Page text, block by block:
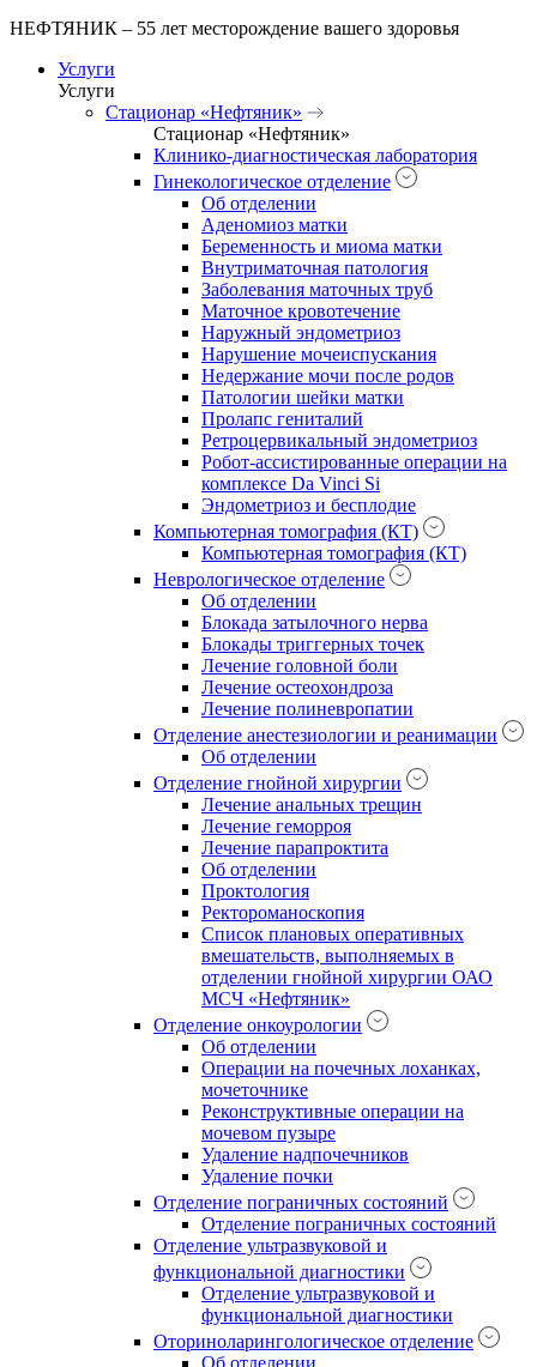
НЕФТЯНИК – 55 лет месторождение вашего здоровья
Услуги
Услуги
Стационар «Нефтяник»
Стационар «Нефтяник»
Клинико-диагностическая лаборатория
Гинекологическое отделение
Об отделении
Аденомиоз матки
Беременность и миома матки
Внутриматочная патология
Заболевания маточных труб
Маточное кровотечение
Наружный эндометриоз
Нарушение мочеиспускания
Недержание мочи после родов
Патологии шейки матки
Пролапс гениталий
Ретроцервикальный эндометриоз
Робот-ассистированные операции на
комплексе Da Vinci Si
Эндометриоз и бесплодие
Компьютерная томография (КТ)
Компьютерная томография (КТ)
Неврологическое отделение
Об отделении
Блокада затылочного нерва
Блокады триггерных точек
Лечение головной боли
Лечение остеохондроза
Лечение полиневропатии
Отделение анестезиологии и реанимации
Об отделении
Отделение гнойной хирургии
Лечение анальных трещин
Лечение геморроя
Лечение парапроктита
Об отделении
Проктология
Ректороманоскопия
Список плановых оперативных
вмешательств, выполняемых в
отделении гнойной хирургии ОАО
МСЧ «Нефтяник»
Отделение онкоурологии
Об отделении
Операции на почечных лоханках,
мочеточнике
Реконструктивные операции на
мочевом пузыре
Удаление надпочечников
Удаление почки
Отделение пограничных состояний
Отделение пограничных состояний
Отделение ультразвуковой и
функциональной диагностики
Отделение ультразвуковой и
функциональной диагностики
Оториноларингологическое отделение